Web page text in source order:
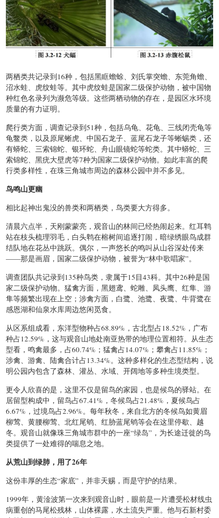
两栖类共记录到16种，包括黑眶蟾蜍、刘氏掌突蟾、东莞角蟾、
沼水蛙、虎纹蛙等。其中虎纹蛙是国家二级保护动物，被中国物
种红色名录列为濒危等级。这些两栖动物的存在，是园区水环境
质量的有力证明。
爬行类方面，调查记录到51种，包括乌龟、花龟、三线闭壳龟等
龟鳖类，以及原尾蜥虎、中国石龙子、蓝尾石龙子等蜥蜴类，还
有蟒蛇、三索锦蛇、银环蛇、舟山眼镜蛇等蛇类。其中蟒蛇、三
索锦蛇、黑疣大壁虎等7种为国家二级保护动物。如此丰富的爬
行类多样性，在珠三角城市周边的森林公园中并不多见。
鸟鸣山更幽
相比起神出鬼没的兽类和两栖类，鸟类要大方得多。
清晨六点半，天刚蒙蒙亮，观音山的林间已经热闹起来。红耳鹎
站在枝头梳理羽毛，白头鹎在榕树间追逐打闹，暗绿绣眼鸟成群
结队地在花丛中跳跃。偶尔，一声悠长的鸣叫从山谷深处传来
——那是画眉，国家二级保护动物，被誉为“林中歌唱家”。
调查团队共记录到135种鸟类，隶属于15目43科。其中26种是国
家二级保护动物。猛禽方面，黑翅鸢、蛇雕、凤头鹰、红隼、游
隼等频繁出现在上空；涉禽方面，白鹭、池鹭、夜鹭、牛背鹭在
感恩湖和仙泉水库周边悠闲觅食。
从区系组成看，东洋型物种占68.89%，古北型占18.52%，广布
种占12.59%，这与观音山地处南亚热带的地理位置相符。从生态
型看，鸣禽最多，占60.74%；猛禽占14.07%；攀禽占11.85%；
涉禽、游禽、陆禽合计占13.34%。这种多样化的生态型结构，说
明公园内包含了森林、灌丛、水域、开阔地等多种生境类型。
更令人欣喜的是，这里不仅是留鸟的家园，也是候鸟的驿站。在
居留型构成中，留鸟占67.41%，冬候鸟占21.48%，夏候鸟占
6.67%，过境鸟占2.96%。每年秋冬，来自北方的冬候鸟如黄眉
柳莺、黄腰柳莺、北红尾鸲、红胁蓝尾鸲等会在这里停歇、越
冬。观音山就像珠三角城市群中的一座“绿岛”，为长途迁徙的鸟
类提供了一处难得的喘息之地。
从荒山到绿肺，用了26年
这份丰厚的生态“家底”，并非天赐，而是守护的结果。
1999年，黄淦波第一次来到观音山时，眼前是一片遭受松材线虫
病重创的马尾松残林，山体裸露，水土流失严重。他与石新村委